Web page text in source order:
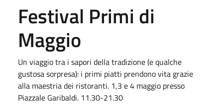
Festival Primi di
Maggio
Un viaggio tra i sapori della tradizione (e qualche
gustosa sorpresa): i primi piatti prendono vita grazie
alla maestria dei ristoranti. 1,3 e 4 maggio presso
Piazzale Garibaldi. 11.30-21.30